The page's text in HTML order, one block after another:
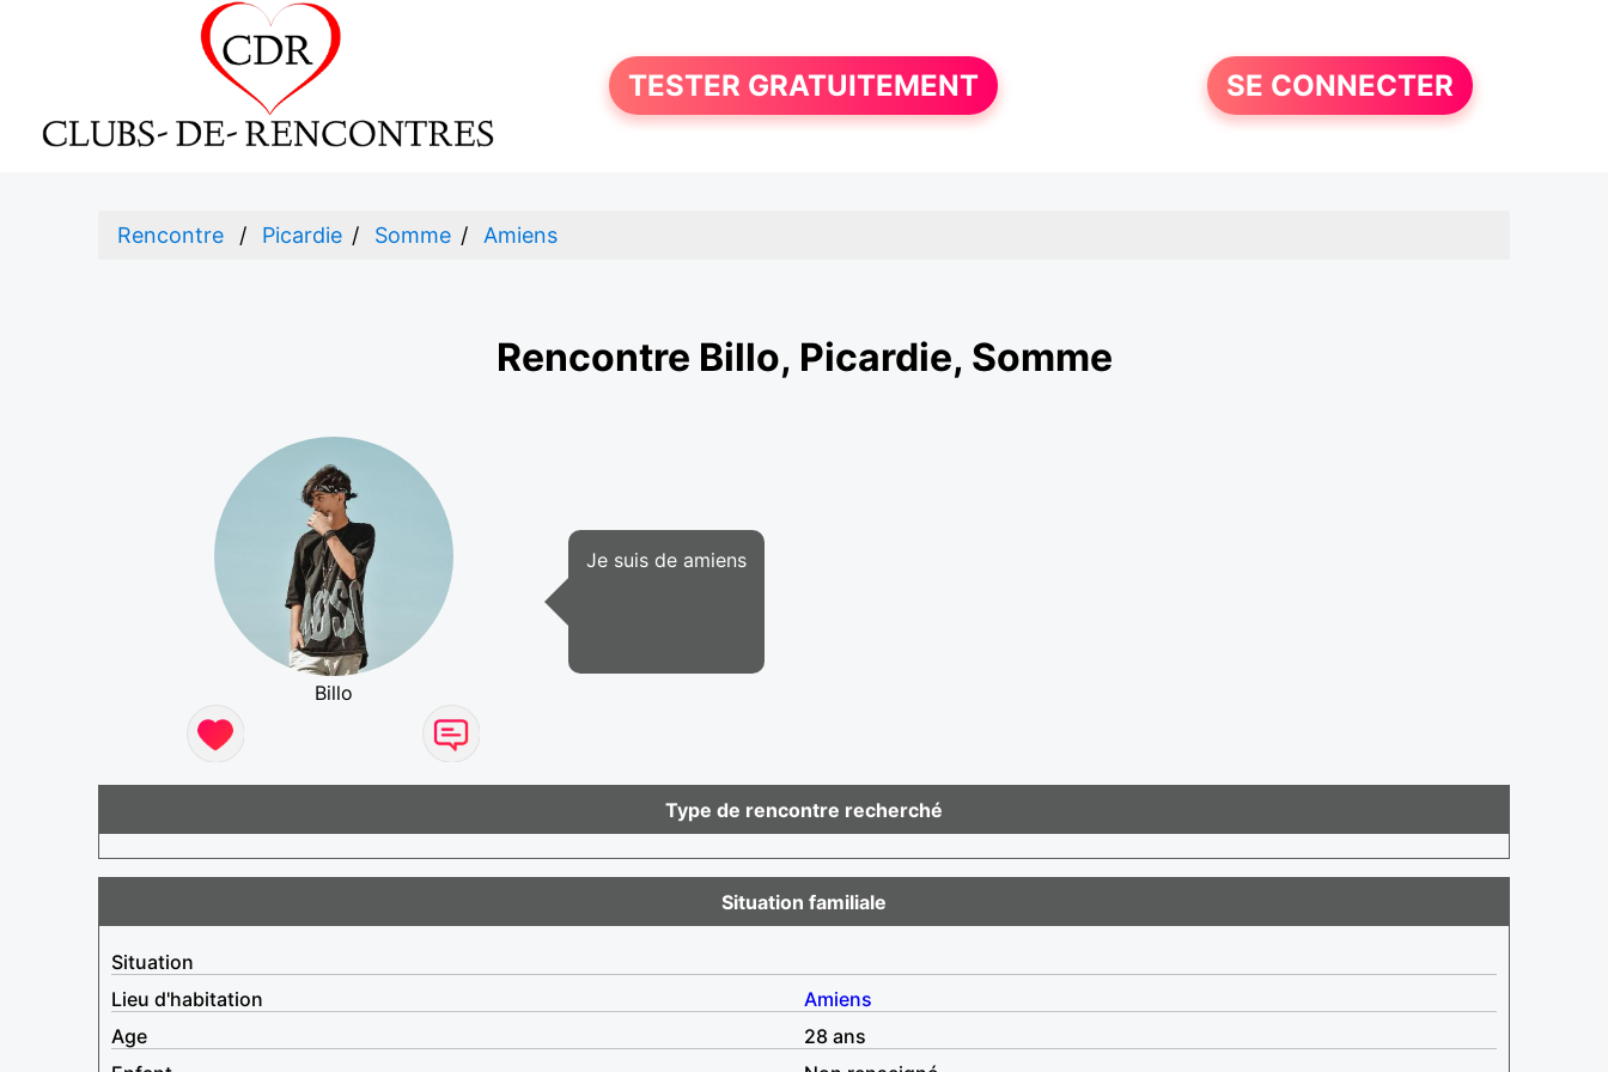
TESTER GRATUITEMENT SE CONNECTER
Rencontre Picardie Somme Amiens
Rencontre Billo, Picardie, Somme
Billo
Je suis de amiens
Type de rencontre recherché
Situation familiale
Situation
Lieu d'habitation
Amiens
Age
28 ans